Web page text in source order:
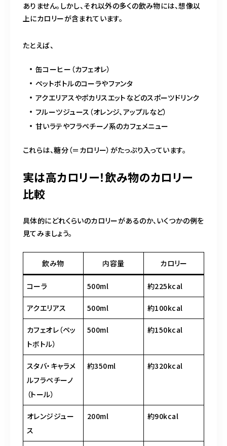
ありません。しかし、それ以外の多くの飲み物には、想像以
上にカロリーが含まれています。
たとえば、
缶コーヒー（カフェオレ）
ペットボトルのコーラやファンタ
アクエリアスやポカリスエットなどのスポーツドリンク
フルーツジュース（オレンジ、アップルなど）
甘いラテやフラペチーノ系のカフェメニュー
これらは、糖分（＝カロリー）がたっぷり入っています。
実は高カロリー！飲み物のカロリー
比較
具体的にどれくらいのカロリーがあるのか、いくつかの例を
見てみましょう。
飲み物 内容量 カロリー
コーラ 500ml 約225kcal
アクエリアス 500ml 約100kcal
カフェオレ（ペッ
トボトル）
500ml 約150kcal
スタバ・キャラメ
ルフラペチーノ
（トール）
約350ml 約320kcal
オレンジジュー
ス
200ml 約90kcal